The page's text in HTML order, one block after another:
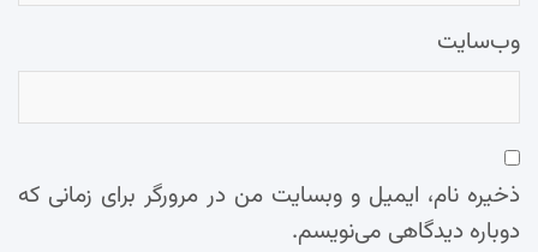
وب‌سایت
ذخیره نام، ایمیل و وبسایت من در مرورگر برای زمانی که
دوباره دیدگاهی می‌نویسم.